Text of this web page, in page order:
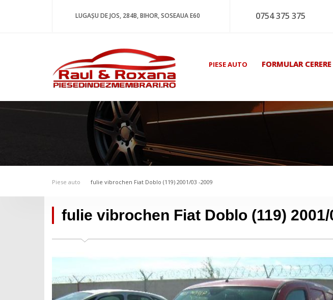
LUGAȘU DE JOS, 284B, BIHOR, SOSEAUA E60 0754 375 375
PIESE AUTO FORMULAR CERERE
Piese auto fulie vibrochen Fiat Doblo (119) 2001/03 -2009
fulie vibrochen Fiat Doblo (119) 2001/